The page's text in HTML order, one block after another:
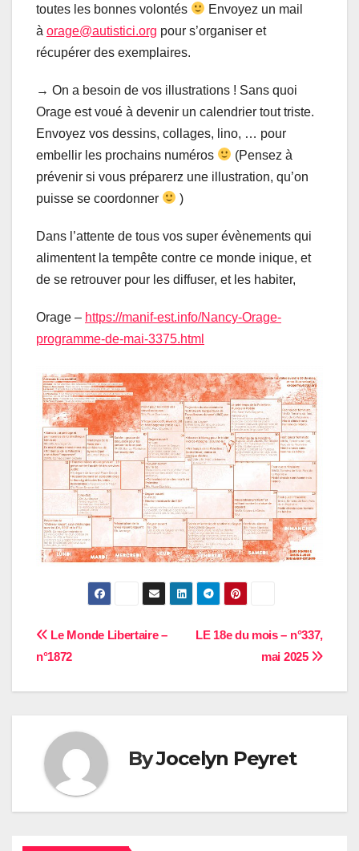
toutes les bonnes volontés
Envoyez un mail
à orage@autistici.org pour s’organiser et
récupérer des exemplaires.
→ On a besoin de vos illustrations ! Sans quoi
Orage est voué à devenir un calendrier tout triste.
Envoyez vos dessins, collages, lino, … pour
embellir les prochains numéros
(Pensez à
prévenir si vous préparerz une illustration, qu’on
puisse se coordonner
)
Dans l’attente de tous vos super évènements qui
alimentent la tempête contre ce monde inique, et
de se retrouver pour les diffuser, et les habiter,
Orage – https://manif-est.info/Nancy-Orage-
programme-de-mai-3375.html
Navigation
LE 18e du mois – n°337,
mai 2025
Le Monde Libertaire –
n°1872
ByJocelyn Peyret